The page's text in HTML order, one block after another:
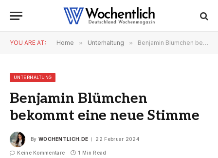
YOU ARE AT: Home » Unterhaltung » Benjamin Blümchen bekommt eine neue Stimme
UNTERHALTUNG
Benjamin Blümchen
bekommt eine neue Stimme
By WOCHENTLICH.DE 22 Februar 2024
Keine Kommentare 1 Min Read